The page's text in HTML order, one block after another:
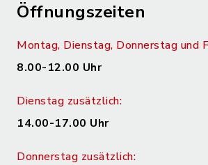
Öffnungszeiten
Montag, Dienstag, Donnerstag und
8.00-12.00 Uhr
Dienstag zusätzlich:
14.00-17.00 Uhr
Donnerstag zusätzlich: